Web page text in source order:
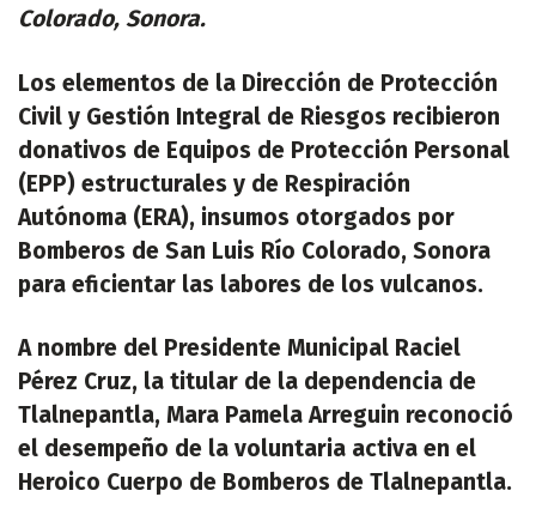
Colorado, Sonora.
Los elementos de la Dirección de Protección
Civil y Gestión Integral de Riesgos recibieron
donativos de Equipos de Protección Personal
(EPP) estructurales y de Respiración
Autónoma (ERA), insumos otorgados por
Bomberos de San Luis Río Colorado, Sonora
para eficientar las labores de los vulcanos.
A nombre del Presidente Municipal Raciel
Pérez Cruz, la titular de la dependencia de
Tlalnepantla, Mara Pamela Arreguin reconoció
el desempeño de la voluntaria activa en el
Heroico Cuerpo de Bomberos de Tlalnepantla.